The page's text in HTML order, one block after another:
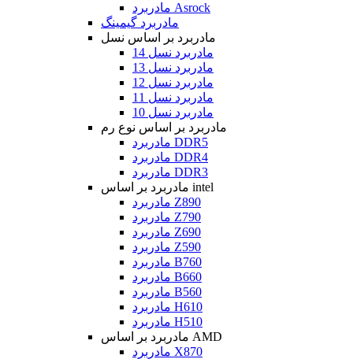
مادربرد Asrock
مادربرد گیمینگ
مادربرد بر اساس نسل
مادربرد نسل 14
مادربرد نسل 13
مادربرد نسل 12
مادربرد نسل 11
مادربرد نسل 10
مادربرد بر اساس نوع رم
مادربرد DDR5
مادربرد DDR4
مادربرد DDR3
مادربرد بر اساس intel
مادربرد Z890
مادربرد Z790
مادربرد Z690
مادربرد Z590
مادربرد B760
مادربرد B660
مادربرد B560
مادربرد H610
مادربرد H510
مادربرد بر اساس AMD
مادربرد X870